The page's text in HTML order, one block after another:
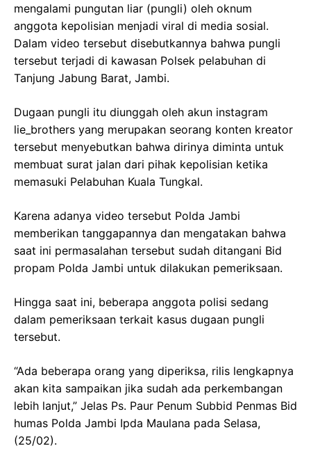
mengalami pungutan liar (pungli) oleh oknum
anggota kepolisian menjadi viral di media sosial.
Dalam video tersebut disebutkannya bahwa pungli
tersebut terjadi di kawasan Polsek pelabuhan di
Tanjung Jabung Barat, Jambi.
Dugaan pungli itu diunggah oleh akun instagram
lie_brothers yang merupakan seorang konten kreator
tersebut menyebutkan bahwa dirinya diminta untuk
membuat surat jalan dari pihak kepolisian ketika
memasuki Pelabuhan Kuala Tungkal.
Karena adanya video tersebut Polda Jambi
memberikan tanggapannya dan mengatakan bahwa
saat ini permasalahan tersebut sudah ditangani Bid
propam Polda Jambi untuk dilakukan pemeriksaan.
Hingga saat ini, beberapa anggota polisi sedang
dalam pemeriksaan terkait kasus dugaan pungli
tersebut.
“Ada beberapa orang yang diperiksa, rilis lengkapnya
akan kita sampaikan jika sudah ada perkembangan
lebih lanjut,” Jelas Ps. Paur Penum Subbid Penmas Bid
humas Polda Jambi Ipda Maulana pada Selasa,
(25/02).